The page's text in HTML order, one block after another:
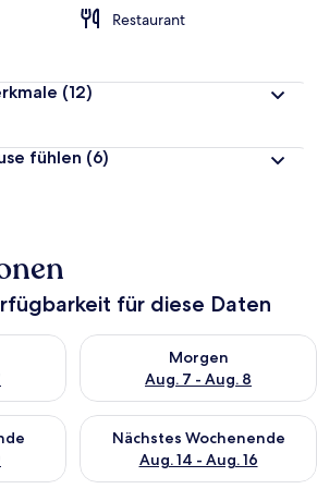
Restaurant
(12)
fühlen (6)
für diese Daten
für heute Nacht, Aug. 6 - Aug. 7.
Morgen
Aug. 7 - Aug. 8
Überprüfe die Verfügbarkeit
für dieses Wochenende, Aug. 7
Nächstes Wochenende
Aug. 14 - Aug. 16
Überprüfe die Verfügbarkeit